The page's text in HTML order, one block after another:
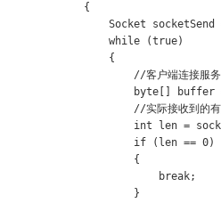
{
Socket socketSend = o
while (true)
{
//客户端连接服务器成功后，
byte[] buffer = new
//实际接收到的有效
int len =
if (len == 0)
{
break;
}